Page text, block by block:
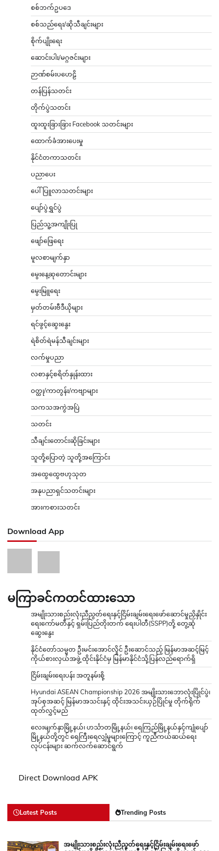
စစ်ဘက်ဥပဒေ
စစ်သည်ရေး/ဆိုသီချင်းများ
စိုက်ပျိုးရေး
ဆောင်းပါး/မဂ္ဂဇင်းများ
ဉာဏ်စမ်းပဟေဠိ
တန်ပြန်သတင်း
တိုက်ပွဲသတင်း
ထူးထူးခြားခြား Facebook သတင်းများ
ထောက်ခံအားပေးမှု
နိုင်ငံတကာသတင်း
ပညာပေး
ပေါ်ပြူလာသတင်းများ
ပျော်ပွဲရွှင်ပွဲ
ပြည်သူ့အကျိုးပြု
ဖျော်ဖြေရေး
မူလစာမျက်နှာ
မွေးနေ့ဆုတောင်းများ
မွေးမြူရေး
မှတ်တမ်းဗီဒီယိုများ
ရင်ဖွင့်ဆွေးနွေး
ရဲစိတ်ရဲမန်သီချင်းများ
လက်မှုပညာ
လစာနှင့်စရိတ်နှုန်းထား
ဝတ္ထု/ကာတွန်း/ကဗျာများ
သကသအကွဲအပြဲ
သတင်း
သီချင်းတောင်းဆိုခြင်းများ
သူတို့ပြောတဲ့ သူတို့အကြောင်း
အထွေထွေဗဟုသုတ
အနုပညာရှင်သတင်းများ
အားကစားသတင်း
Download App
မကြာခင်ကတင်ထားသော
အမျိုးသားစည်းလုံးညီညွတ်ရေးနှင့်ငြိမ်းချမ်းရေးဖော်ဆောင်မှုညှိနှိုင်း
ရေးကော်မတီနှင့် ရှမ်းပြည်တိုးတက် ရေးပါတီ(SSPP)တို့ တွေ့ဆုံ
ဆွေးနွေး
နိုင်ငံတော်သမ္မတ ဦးမင်းအောင်လှိုင် ဦးဆောင်သည့် မြန်မာအဆင့်မြင့်
ကိုယ်စားလှယ်အဖွဲ့ ထိုင်းနိုင်ငံမှ မြန်မာနိုင်ငံသို့ပြန်လည်ရောက်ရှိ
ငြိမ်းချမ်းရေးပန်း အတူနမ်းစို့
Hyundai ASEAN Championship 2026 အမျိုးသားဘောလုံးပြိုင်ပွဲ၊
အုပ်စုအဆင့် မြန်မာအသင်းနှင့် ထိုင်းအသင်းယှဉ်ပြိုင်မှု တိုက်ရိုက်
ထုတ်လွှင့်မည်
လေးမျက်နှာမြို့နယ်၊ ဟင်္သာတမြို့နယ်၊ ရေကြည်မြို့နယ်နှင့်ကျုံပျော်
မြို့နယ်တို့တွင် ရေကြီးရေလျှံမှုများကြောင့် ကူညီကယ်ဆယ်ရေး
လုပ်ငန်းများ ဆက်လက်ဆောင်ရွက်
Direct Download APK
Latest Posts Trending Posts
အမျိုးသားစည်းလုံးညီညွတ်ရေးနှင့်ငြိမ်းချမ်းရေးဖော်